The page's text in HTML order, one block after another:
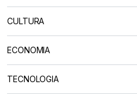
CULTURA
ECONOMIA
TECNOLOGIA